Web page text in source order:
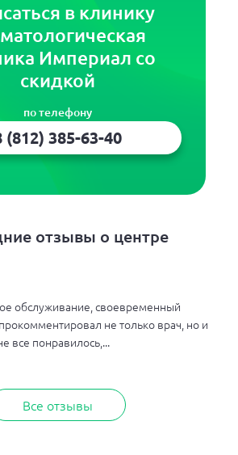
в клинику
Империал со
скидкой
по телефону
(812) 385-63-40
отзывы о центре
обслуживание, своевременный
не только врач, но и
все понравилось,...
Все отзывы